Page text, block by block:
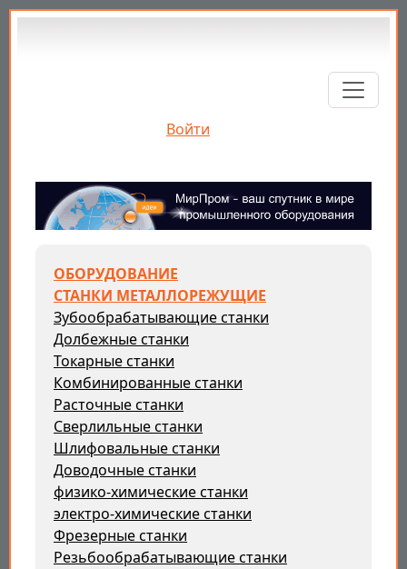
Перейти к основному содержанию
Войти
ОБОРУДОВАНИЕ
СТАНКИ МЕТАЛЛОРЕЖУЩИЕ
Зубообрабатывающие станки
Долбежные станки
Токарные станки
Комбинированные станки
Расточные станки
Сверлильные станки
Шлифовальные станки
Доводочные станки
физико-химические станки
электро-химические станки
Фрезерные станки
Резьбообрабатывающие станки